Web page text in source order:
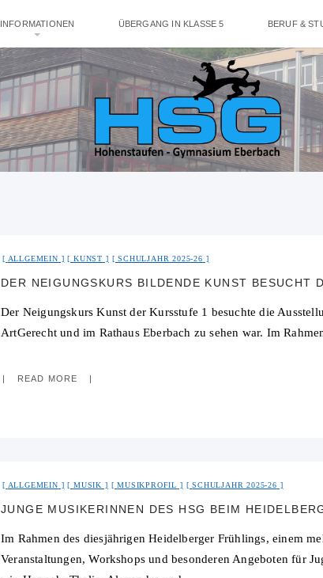
INFORMATIONEN ÜBERGANG IN KLASSE 5 BERUF &
ALLGEMEIN KUNST SCHULJAHR 2025-26
DER NEIGUNGSKURS BILDENDE KUNST BESUCHT
Der Neigungskurs Kunst der Kursstufe 1 besuchte die
ArtGerecht und im Rathaus Eberbach zu sehen war. Im
READ MORE
ALLGEMEIN MUSIK MUSIKPROFIL SCHULJAHR 2025-26
JUNGE MUSIKERINNEN DES HSG BEIM
Im Rahmen des diesjährigen Heidelberger Frühlings, einem
Veranstaltungen, Workshops und besonderen Angeboten für